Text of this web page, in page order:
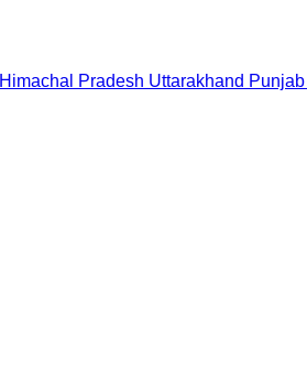
Himachal Pradesh Uttarakhand Punjab